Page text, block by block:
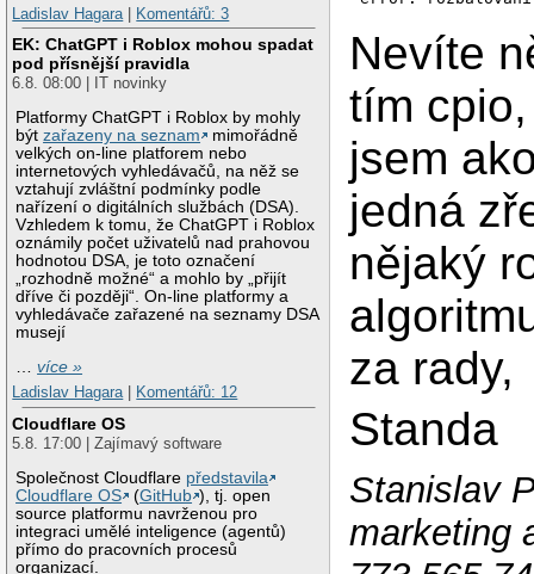
Ladislav Hagara
Komentářů: 3
EK: ChatGPT i Roblox mohou spadat
pod přísnější pravidla
6.8. 08:00 | IT novinky
Platformy ChatGPT i Roblox by mohly
býtzařazeny na seznam
mimořádně
velkých on-line platforem nebo
internetových vyhledávačů, na něž se
vztahují zvláštní podmínky podle
nařízení o digitálních službách (DSA).
Vzhledem k tomu, že ChatGPT i Roblox
oznámily počet uživatelů nad prahovou
hodnotou DSA, je toto označení
„rozhodně možné“ a mohlo by „přijít
dříve či později“. On-line platformy a
vyhledávače zařazené na seznamy DSA
musejí
…více »
Ladislav Hagara| Komentářů: 12
Cloudflare OS
5.8. 17:00 | Zajímavý software
Společnost Cloudflare představila
Cloudflare OS
(GitHub ), tj. open
source platformu navrženou pro
integraci umělé inteligence (agentů)
přímo do pracovních procesů
organizací.
Nevíte
tím
jsem
jedná
nějaký
za rady,
Standa
Stanislav
marketing